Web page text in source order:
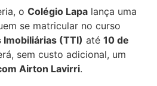
o Colégio Lapa lança uma
se matricular no curso
(TTI) até 10 de
sem custo adicional, um
Airton Lavirri.